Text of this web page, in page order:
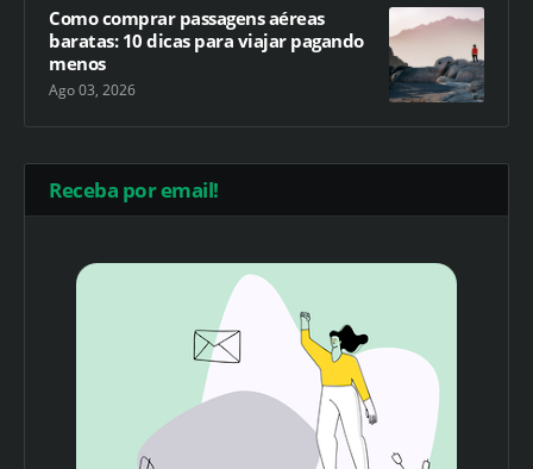
Como comprar passagens aéreas
baratas: 10 dicas para viajar pagando
menos
Ago 03, 2026
Receba por email!